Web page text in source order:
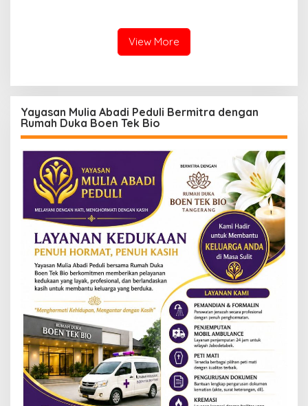
Ketegasan Polda Jabar
View More
Yayasan Mulia Abadi Peduli Bermitra dengan
Rumah Duka Boen Tek Bio